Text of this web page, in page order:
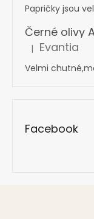
Papričky jsou
Hodnocení
| Evantia
Velmi
Facebook